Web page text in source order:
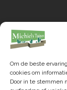
Om de beste
cookies om
Door in te stemmen